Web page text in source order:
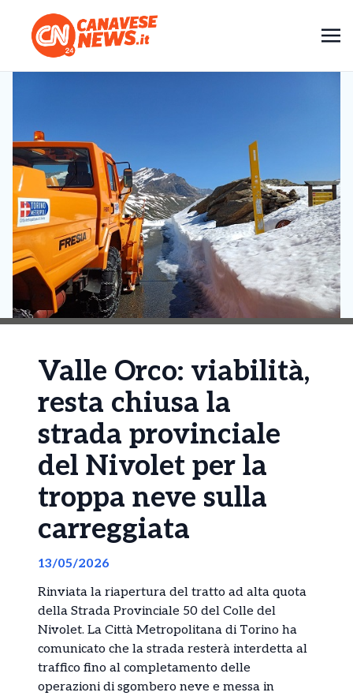
Valle Orco: viabilità,
resta chiusa la
strada provinciale
del Nivolet per la
troppa neve sulla
carreggiata
13/05/2026
Rinviata la riapertura del tratto ad alta quota
della Strada Provinciale 50 del Colle del
Nivolet. La Città Metropolitana di Torino ha
comunicato che la strada resterà interdetta al
traffico fino al completamento delle
operazioni di sgombero neve e messa in